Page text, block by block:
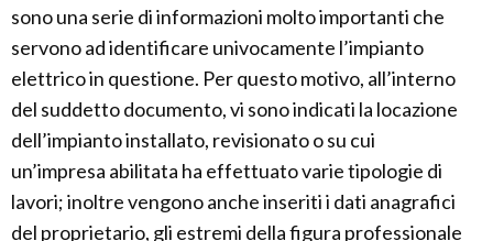
sono una serie di informazioni molto importanti che
servono ad identificare univocamente l’impianto
elettrico in questione. Per questo motivo, all’interno
del suddetto documento, vi sono indicati la locazione
dell’impianto installato, revisionato o su cui
un’impresa abilitata ha effettuato varie tipologie di
lavori; inoltre vengono anche inseriti i dati anagrafici
del proprietario, gli estremi della figura professionale